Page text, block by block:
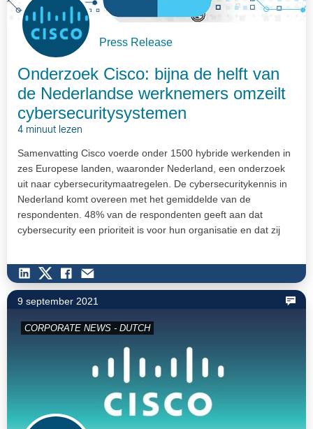
Press Release
Onderzoek Cisco: bijna de helft van
de Nederlandse werknemers omzeilt
cybersecuritysystemen
4 minuut lezen
Samenvatting Cisco voerde onder 1500 hybride werkenden in
zes Europese landen, waaronder Nederland, een onderzoek
uit naar cybersecuritymaatregelen. De cybersecuritykennis in
Nederland komt overeen met het gemiddelde van de
respondenten. 48% van de respondenten geeft aan dat
cybersecurity een prioriteit is voor hun organisatie en dat zij
9 september 2021
CORPORATE NEWS - DUTCH